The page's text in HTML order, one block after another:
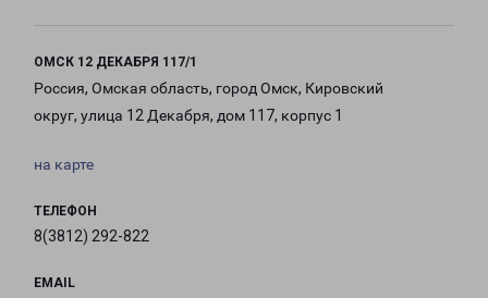
ОМСК 12 ДЕКАБРЯ 117/1
Россия, Омская область, город Омск, Кировский
округ, улица 12 Декабря, дом 117, корпус 1
на карте
ТЕЛЕФОН
8(3812) 292-822
EMAIL